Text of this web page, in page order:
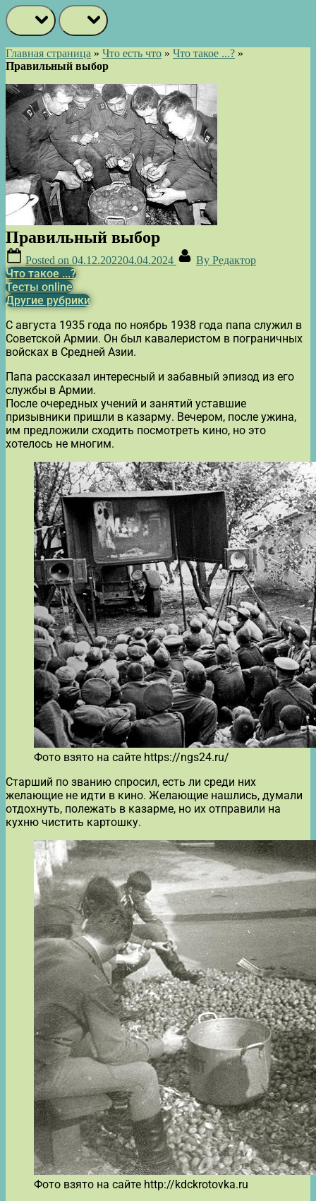
Главная страница » Что есть что » Что такое ...? »
Правильный выбор
Правильный выбор
Posted on 04.12.202204.04.2024 By Редактор
Что такое ...?
Тесты online
Другие рубрики
С августа 1935 года по ноябрь 1938 года папа служил в
Советской Армии. Он был кавалеристом в пограничных
войсках в Средней Азии.
Папа рассказал интересный и забавный эпизод из его
службы в Армии.
После очередных учений и занятий уставшие
призывники пришли в казарму. Вечером, после ужина,
им предложили сходить посмотреть кино, но это
хотелось не многим.
Фото взято на сайте https://ngs24.ru/
Старший по званию спросил, есть ли среди них
желающие не идти в кино. Желающие нашлись, думали
отдохнуть, полежать в казарме, но их отправили на
кухню чистить картошку.
Фото взято на сайте http://kdckrotovka.ru